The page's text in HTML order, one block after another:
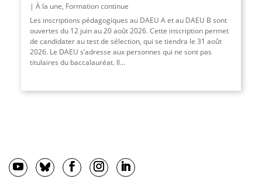
À la une, Formation continue
Les inscriptions pédagogiques au DAEU A et au DAEU B sont
ouvertes du 12 juin au 20 août 2026. Cette inscription permet
de candidater au test de sélection, qui se tiendra le 31 août
2026. Le DAEU s’adresse aux personnes qui ne sont pas
titulaires du baccalauréat. Il...